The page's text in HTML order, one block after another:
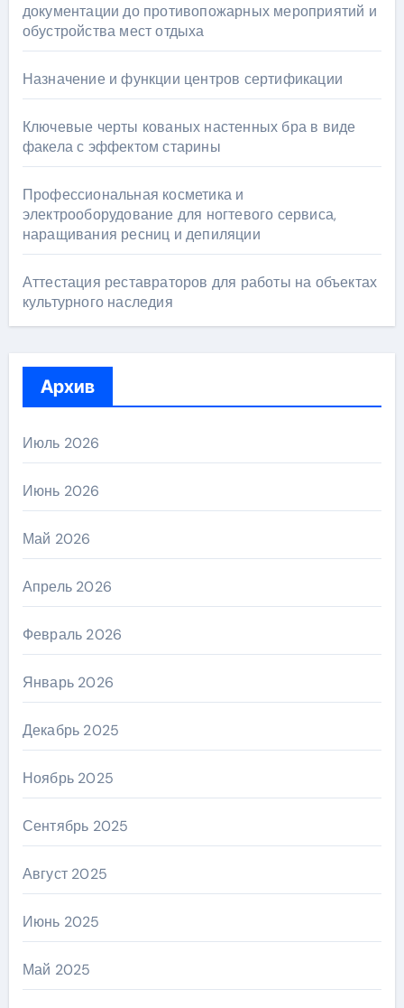
документации до противопожарных мероприятий и
обустройства мест отдыха
Назначение и функции центров сертификации
Ключевые черты кованых настенных бра в виде
факела с эффектом старины
Профессиональная косметика и
электрооборудование для ногтевого сервиса,
наращивания ресниц и депиляции
Аттестация реставраторов для работы на объектах
культурного наследия
Архив
Июль 2026
Июнь 2026
Май 2026
Апрель 2026
Февраль 2026
Январь 2026
Декабрь 2025
Ноябрь 2025
Сентябрь 2025
Август 2025
Июнь 2025
Май 2025